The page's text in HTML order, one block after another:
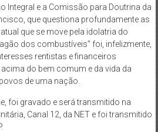
Integral e a Comissão para Doutrina da
que questiona profundamente as
que se move pela idolatria do
dos combustíveis” foi, infelizmente,
rentistas e financeiros
do bem comum e da vida da
de uma nação.
foi gravado e será transmitido na
Canal 12, da NET e foi transmitido